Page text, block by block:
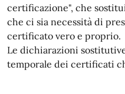
certificazione", che
che ci sia necessità di
certificato vero e proprio.
Le dichiarazioni
temporale dei certificati